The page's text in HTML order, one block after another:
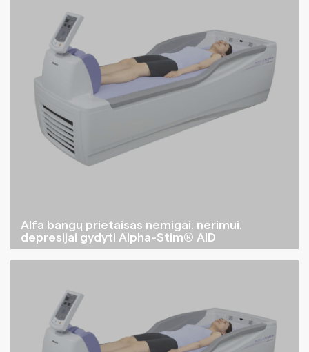
Alfa bangų prietaisas nemigai. nerimui.
depresijai gydyti Alpha-Stim® AID